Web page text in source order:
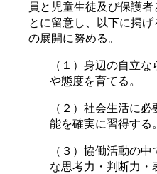
員と児童生徒及び保護
とに留意し、以下に掲
の展開に努める。
（１）身辺の自立
や態度を育てる。
（２）社会生活に
能を確実に習得する。
（３）協働活動の
な思考力・判断力・